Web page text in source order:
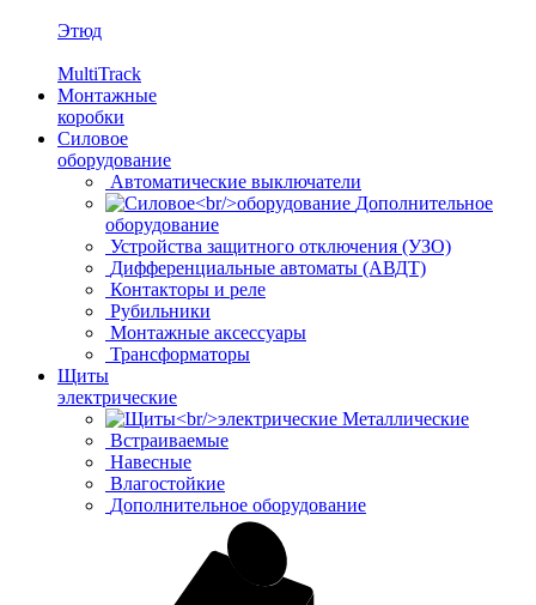
Этюд
MultiTrack
Монтажные
коробки
Силовое
оборудование
Автоматические выключатели
Дополнительное
оборудование
Устройства защитного отключения (УЗО)
Дифференциальные автоматы (АВДТ)
Контакторы и реле
Рубильники
Монтажные аксессуары
Трансформаторы
Щиты
электрические
Металлические
Встраиваемые
Навесные
Влагостойкие
Дополнительное оборудование